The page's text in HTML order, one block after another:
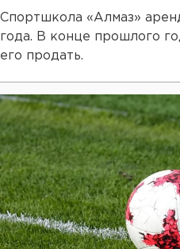
Спортшкола «Алмаз»
года. В конце прошлого
его продать.